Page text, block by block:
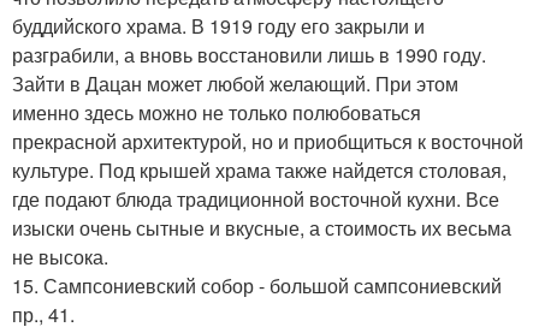
буддийского храма. В 1919 году его закрыли и
разграбили, а вновь восстановили лишь в 1990 году.
Зайти в Дацан может любой желающий. При этом
именно здесь можно не только полюбоваться
прекрасной архитектурой, но и приобщиться к восточной
культуре. Под крышей храма также найдется столовая,
где подают блюда традиционной восточной кухни. Все
изыски очень сытные и вкусные, а стоимость их весьма
не высока.
15. Сампсониевский собор - большой сампсониевский
пр., 41.